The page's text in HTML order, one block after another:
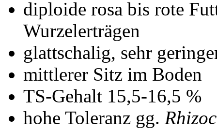
diploide rosa bis rote
Wurzelerträgen
glattschalig, sehr
mittlerer Sitz im Boden
TS-Gehalt 15,5-16,5 %
hohe Toleranz gg.